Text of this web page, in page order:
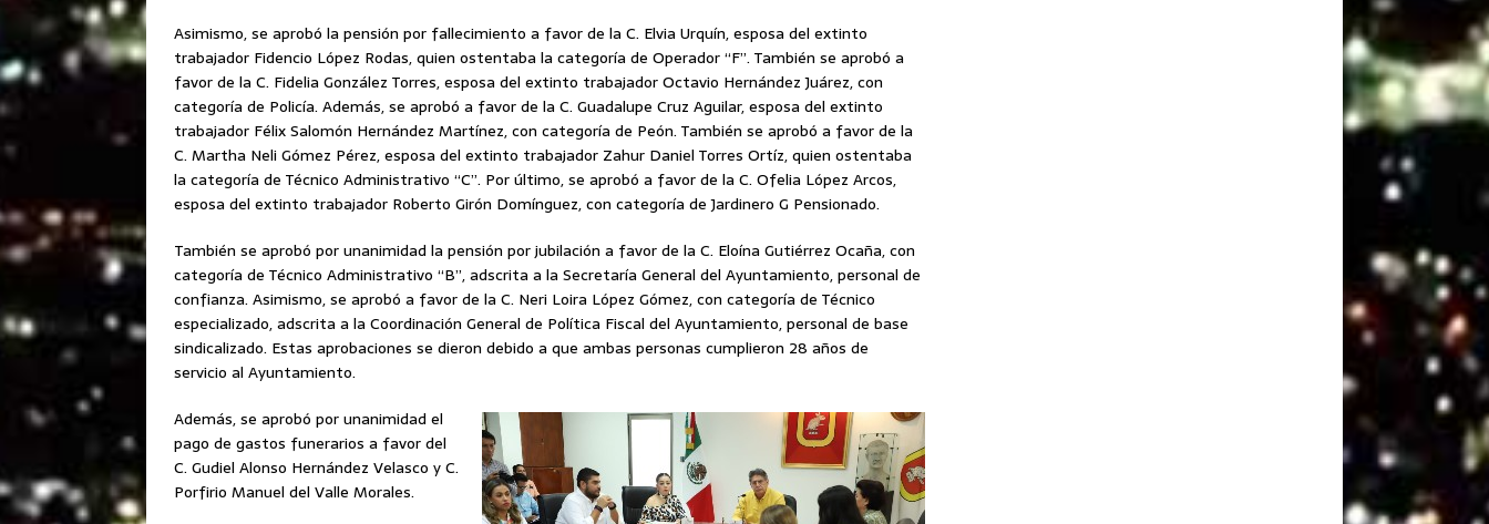
Asimismo, se aprobó la pensión por fallecimiento a favor de la C. Elvia Urquín, esposa del extinto
trabajador Fidencio López Rodas, quien ostentaba la categoría de Operador “F”. También se aprobó a
favor de la C. Fidelia González Torres, esposa del extinto trabajador Octavio Hernández Juárez, con
categoría de Policía. Además, se aprobó a favor de la C. Guadalupe Cruz Aguilar, esposa del extinto
trabajador Félix Salomón Hernández Martínez, con categoría de Peón. También se aprobó a favor de la
C. Martha Neli Gómez Pérez, esposa del extinto trabajador Zahur Daniel Torres Ortíz, quien ostentaba
la categoría de Técnico Administrativo “C”. Por último, se aprobó a favor de la C. Ofelia López Arcos,
esposa del extinto trabajador Roberto Girón Domínguez, con categoría de Jardinero G Pensionado.
También se aprobó por unanimidad la pensión por jubilación a favor de la C. Eloína Gutiérrez Ocaña, con
categoría de Técnico Administrativo “B”, adscrita a la Secretaría General del Ayuntamiento, personal de
confianza. Asimismo, se aprobó a favor de la C. Neri Loira López Gómez, con categoría de Técnico
especializado, adscrita a la Coordinación General de Política Fiscal del Ayuntamiento, personal de base
sindicalizado. Estas aprobaciones se dieron debido a que ambas personas cumplieron 28 años de
servicio al Ayuntamiento.
Además, se aprobó por unanimidad el
pago de gastos funerarios a favor del
C. Gudiel Alonso Hernández Velasco y C.
Porfirio Manuel del Valle Morales.